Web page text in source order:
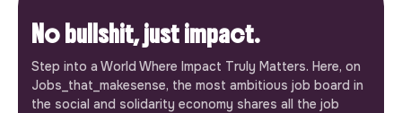
No bullshit, just impact.
Step into a World Where Impact Truly Matters. Here, on
Jobs_that_makesense, the most ambitious job board in
the social and solidarity economy shares all the job